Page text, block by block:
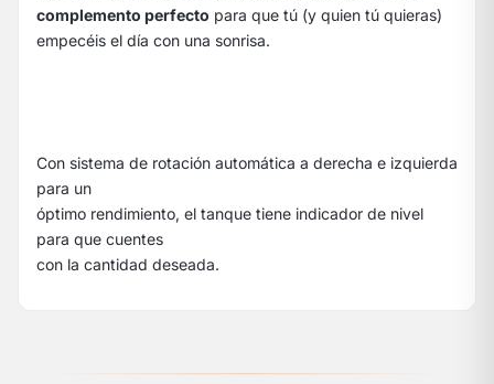
complemento perfecto para que tú (y quien tú quieras)
empecéis el día con una sonrisa.
Con sistema de rotación automática a derecha e izquierda
para un
óptimo rendimiento, el tanque tiene indicador de nivel
para que cuentes
con la cantidad deseada.